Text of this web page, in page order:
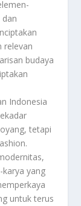
relevan
budaya
Indonesia
tetapi
karya yang
untuk terus